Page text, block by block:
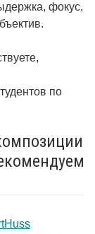
фокус,
по